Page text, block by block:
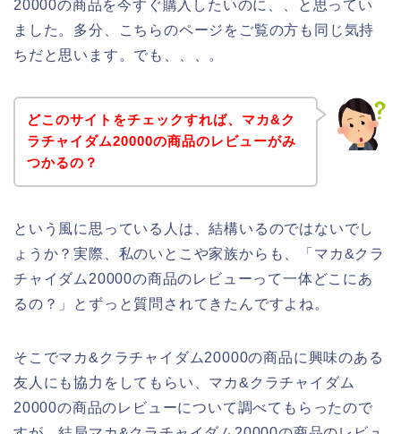
20000の商品を今すぐ購入したいのに、、と思ってい
ました。多分、こちらのページをご覧の方も同じ気持
ちだと思います。でも、、、。
どこのサイトをチェックすれば、マカ&ク
ラチャイダム20000の商品のレビューがみ
つかるの？
という風に思っている人は、結構いるのではないでし
ょうか？実際、私のいとこや家族からも、「マカ&クラ
チャイダム20000の商品のレビューって一体どこにあ
るの？」とずっと質問されてきたんですよね。
そこでマカ&クラチャイダム20000の商品に興味のある
友人にも協力をしてもらい、マカ&クラチャイダム
20000の商品のレビューについて調べてもらったので